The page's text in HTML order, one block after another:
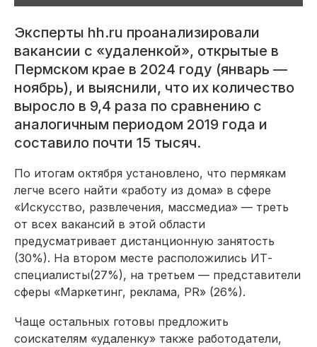
Эксперты hh.ru проанализировали
вакансии с «удаленкой», открытые в
Пермском крае в 2024 году (январь —
ноябрь), и выяснили, что их количество
выросло в 9,4 раза по сравнению с
аналогичным периодом 2019 года и
составило почти 15 тысяч.
По итогам октября установлено, что пермякам
легче всего найти «работу из дома» в сфере
«Искусство, развлечения, массмедиа» — треть
от всех вакансий в этой области
предусматривает дистанционную занятость
(30%). На втором месте расположились ИТ-
специалисты(27%), на третьем — представители
сферы «Маркетинг, реклама, PR» (26%).
Чаще остальных готовы предложить
соискателям «удаленку» также работодатели,